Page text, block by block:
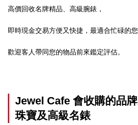
高價回收名牌精品、高級腕錶，
即時現金交易方便又快捷，最適合忙碌的
歡迎客人帶同您的物品前來鑑定評估。
Jewel Cafe 會收購的品
珠寶及高級名錶